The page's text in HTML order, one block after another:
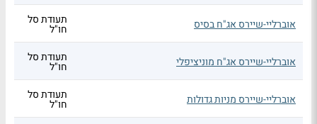
אוברליי-שיירס אג"ח בסיס תעודת סל
חו"ל
אוברליי-שיירס אג"ח מוניציפלי תעודת סל
חו"ל
אוברליי-שיירס מניות גדולות תעודת סל
חו"ל